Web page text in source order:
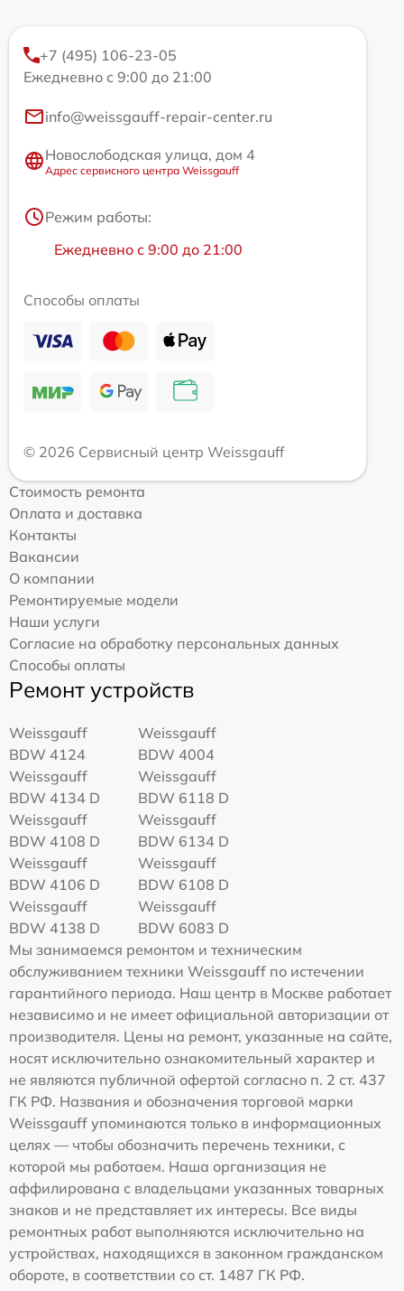
+7 (495) 106-23-05
Ежедневно с 9:00 до 21:00
info@weissgauff-repair-center.ru
Новослободская улица, дом 4
Адрес сервисного центра Weissgauff
Режим работы:
Ежедневно с 9:00 до 21:00
Способы оплаты
© 2026 Сервисный центр Weissgauff
Стоимость ремонта
Оплата и доставка
Контакты
Вакансии
О компании
Ремонтируемые модели
Наши услуги
Согласие на обработку персональных данных
Способы оплаты
Ремонт устройств
Weissgauff
BDW 4124
Weissgauff
BDW 4004
Weissgauff
BDW 4134 D
Weissgauff
BDW 6118 D
Weissgauff
BDW 4108 D
Weissgauff
BDW 6134 D
Weissgauff
BDW 4106 D
Weissgauff
BDW 6108 D
Weissgauff
BDW 4138 D
Weissgauff
BDW 6083 D
Мы занимаемся ремонтом и техническим
обслуживанием техники Weissgauff по истечении
гарантийного периода. Наш центр в Москве работает
независимо и не имеет официальной авторизации от
производителя. Цены на ремонт, указанные на сайте,
носят исключительно ознакомительный характер и
не являются публичной офертой согласно п. 2 ст. 437
ГК РФ. Названия и обозначения торговой марки
Weissgauff упоминаются только в информационных
целях — чтобы обозначить перечень техники, с
которой мы работаем. Наша организация не
аффилирована с владельцами указанных товарных
знаков и не представляет их интересы. Все виды
ремонтных работ выполняются исключительно на
устройствах, находящихся в законном гражданском
обороте, в соответствии со ст. 1487 ГК РФ.